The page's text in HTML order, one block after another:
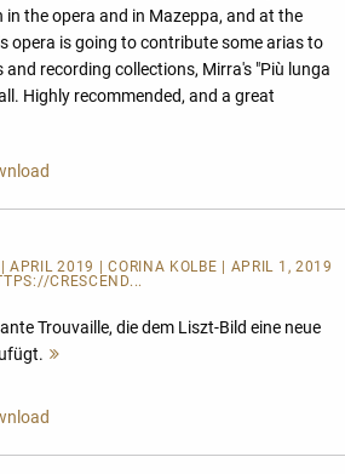
in the opera and in Mazeppa, and at the
opera is going to contribute some arias to
and recording collections, Mirra's "Più lunga
Highly recommended, and a great
| APRIL 2019 | CORINA KOLBE | APRIL 1, 2019
CRESCEND...
Trouvaille, die dem Liszt-Bild eine neue